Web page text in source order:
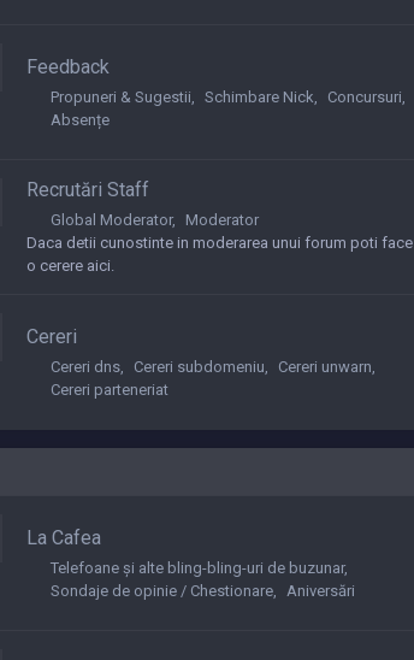
Feedback
Propuneri & Sugestii Schimbare Nick
Concursuri
Absențe
Recrutări Staff
Global Moderator
Moderator
Daca detii cunostinte in moderarea unui forum poti face
o cerere aici.
Cereri
Cereri dns Cereri subdomeniu
Cereri unwarn
Cereri parteneriat
La Cafea
Telefoane și alte bling-bling-uri de buzunar
Sondaje de opinie / Chestionare
Aniversări